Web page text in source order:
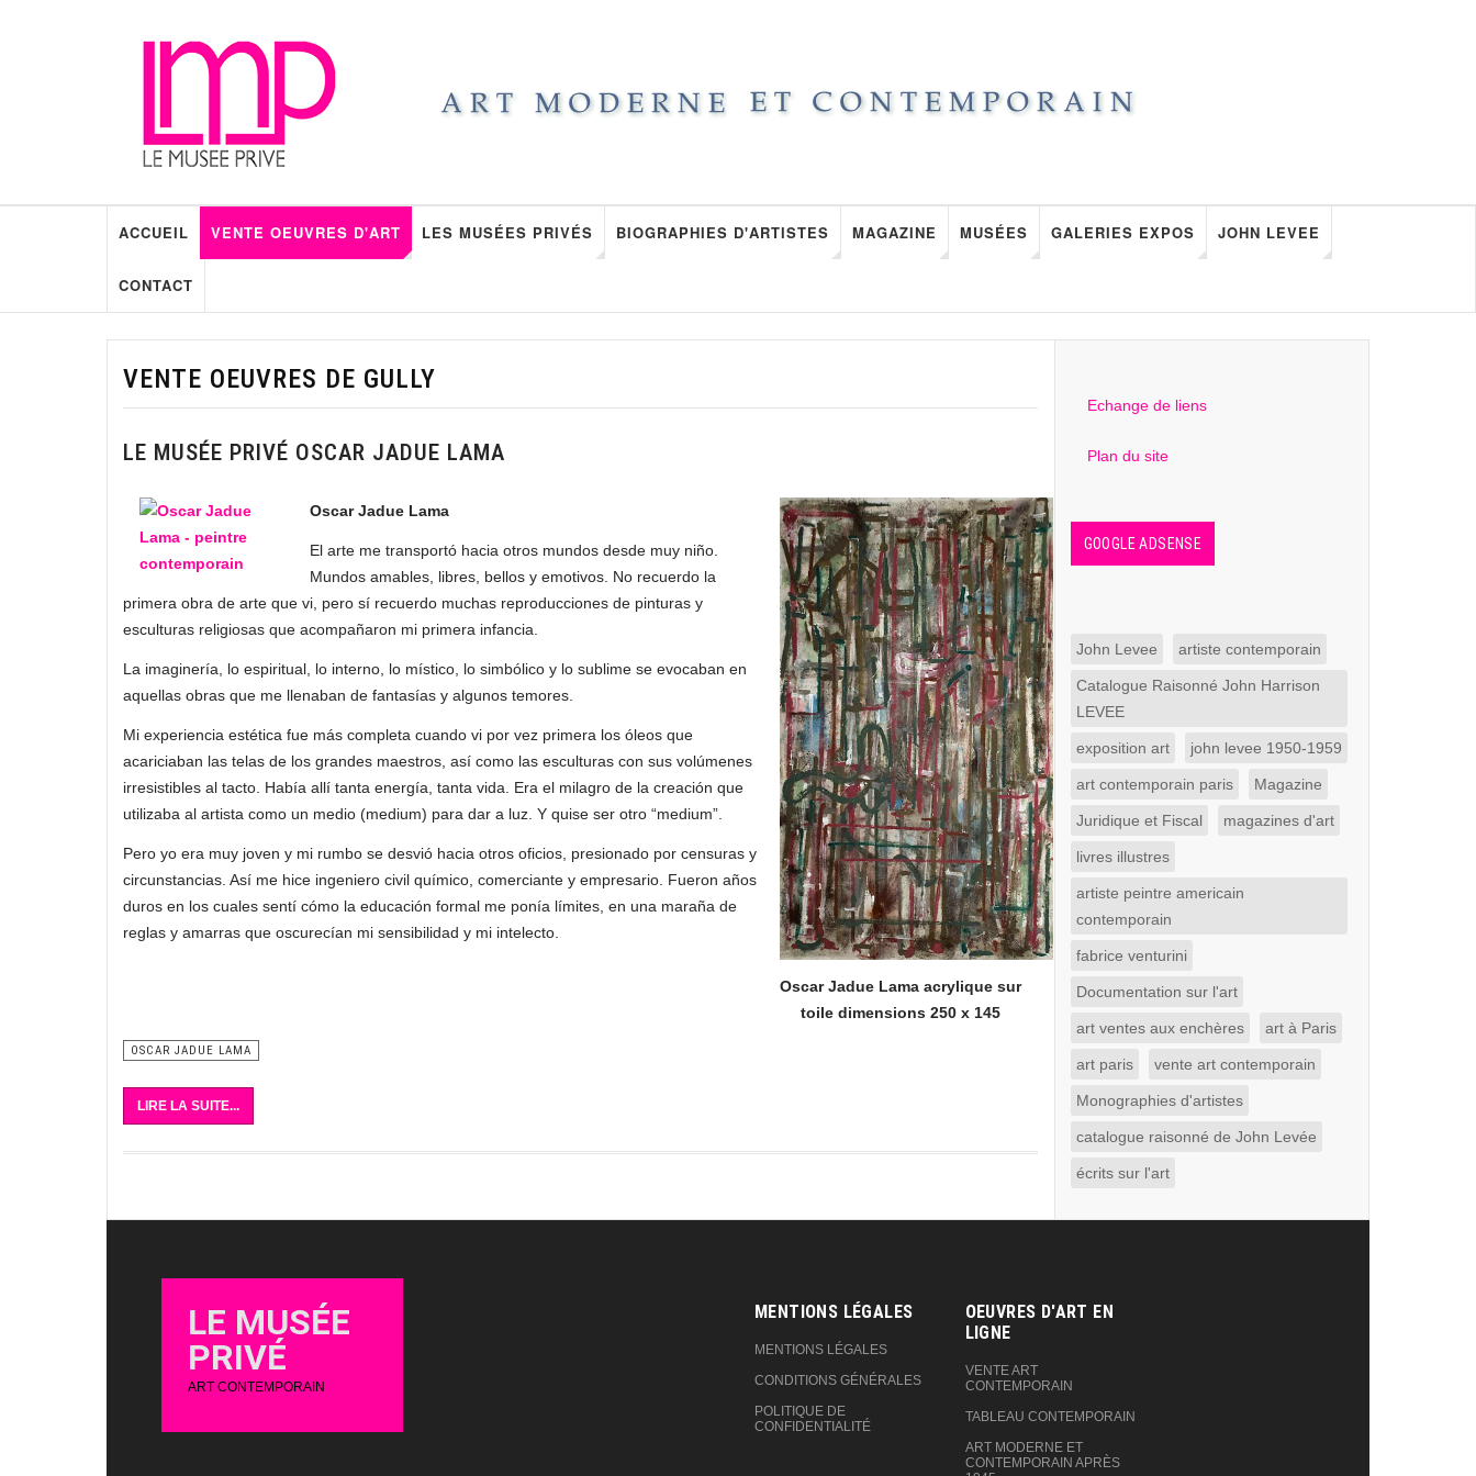
ACCUEIL VENTE OEUVRES D'ART LES MUSÉES PRIVÉS BIOGRAPHIES D'ARTISTES MAGAZINE MUSÉES GALERIES EXPOS JOHN LEVEE
CONTACT
VENTE OEUVRES DE GULLY
LE MUSÉE PRIVÉ OSCAR JADUE LAMA
Oscar Jadue Lama
El arte me transportó hacia otros mundos desde muy niño.
Mundos amables, libres, bellos y emotivos. No recuerdo la
primera obra de arte que vi, pero sí recuerdo muchas reproducciones de pinturas y
esculturas religiosas que acompañaron mi primera infancia.
La imaginería, lo espiritual, lo interno, lo místico, lo simbólico y lo sublime se evocaban en
aquellas obras que me llenaban de fantasías y algunos temores.
Mi experiencia estética fue más completa cuando vi por vez primera los óleos que
acariciaban las telas de los grandes maestros, así como las esculturas con sus volúmenes
irresistibles al tacto. Había allí tanta energía, tanta vida. Era el milagro de la creación que
utilizaba al artista como un medio (medium) para dar a luz. Y quise ser otro “medium”.
Pero yo era muy joven y mi rumbo se desvió hacia otros oficios, presionado por censuras y
circunstancias. Así me hice ingeniero civil químico, comerciante y empresario. Fueron años
duros en los cuales sentí cómo la educación formal me ponía límites, en una maraña de
reglas y amarras que oscurecían mi sensibilidad y mi intelecto.
Oscar Jadue Lama acrylique sur
toile dimensions 250 x 145
OSCAR JADUE LAMA
LIRE LA SUITE...
Echange de liens
Plan du site
GOOGLE ADSENSE
John Levee artiste contemporain
Catalogue Raisonné John Harrison
LEVEE
exposition art john levee 1950-1959
art contemporain paris Magazine
Juridique et Fiscal magazines d'art
livres illustres
artiste peintre americain
contemporain
fabrice venturini
Documentation sur l'art
art ventes aux enchères art à Paris
art paris vente art contemporain
Monographies d'artistes
catalogue raisonné de John Levée
écrits sur l'art
LE MUSÉE
PRIVÉ
ART CONTEMPORAIN
MENTIONS LÉGALES
MENTIONS LÉGALES
CONDITIONS GÉNÉRALES
POLITIQUE DE
CONFIDENTIALITÉ
OEUVRES D'ART EN
LIGNE‎
VENTE ART
CONTEMPORAIN
TABLEAU CONTEMPORAIN
ART MODERNE ET
CONTEMPORAIN APRÈS